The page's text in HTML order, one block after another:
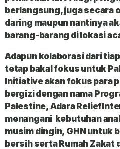
berlangsung, juga secara
daring maupun nantinya
barang-barang di lokasi
Adapun kolaborasidari
tetap bakal fokus untuk
Initiativeakan fokus para
bergizi dengan nama
Palestine, Adara
menangani kebutuhan
musim dingin, GHN untuk
bersihserta Rumah Zakat